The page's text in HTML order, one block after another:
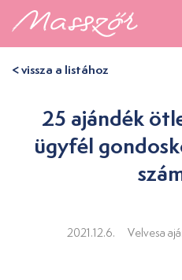
< vissza a listához
25 ajándék
ügyfél
2021.12.6. Velvesa